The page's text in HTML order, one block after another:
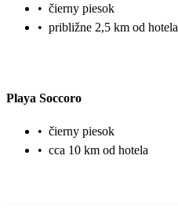
• čierny piesok
• približne 2,5 km od hotela
Playa Soccoro
• čierny piesok
• cca 10 km od hotela